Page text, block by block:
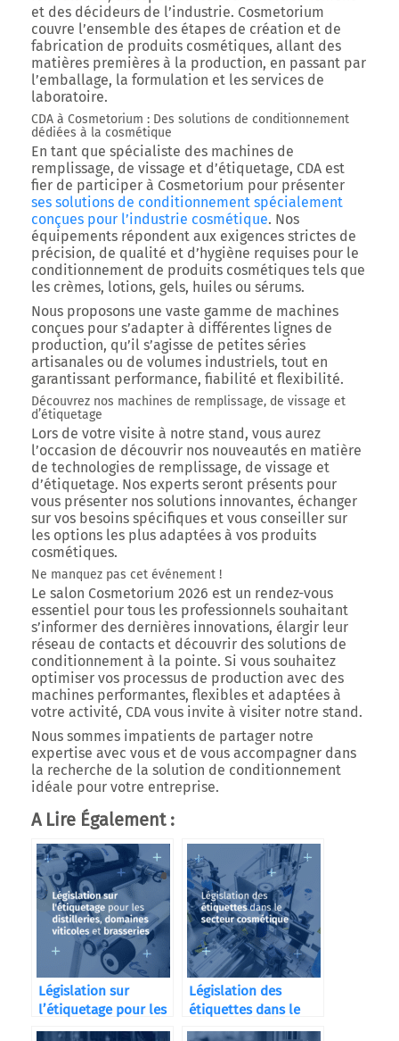
et des décideurs de l’industrie. Cosmetorium
couvre l’ensemble des étapes de création et de
fabrication de produits cosmétiques, allant des
matières premières à la production, en passant par
l’emballage, la formulation et les services de
laboratoire.
CDA à Cosmetorium : Des solutions de conditionnement
dédiées à la cosmétique
En tant que spécialiste des machines de
remplissage, de vissage et d’étiquetage, CDA est
fier de participer à Cosmetorium pour présenter
ses solutions de conditionnement spécialement
conçues pour l’industrie cosmétique. Nos
équipements répondent aux exigences strictes de
précision, de qualité et d’hygiène requises pour le
conditionnement de produits cosmétiques tels que
les crèmes, lotions, gels, huiles ou sérums.
Nous proposons une vaste gamme de machines
conçues pour s’adapter à différentes lignes de
production, qu’il s’agisse de petites séries
artisanales ou de volumes industriels, tout en
garantissant performance, fiabilité et flexibilité.
Découvrez nos machines de remplissage, de vissage et
d’étiquetage
Lors de votre visite à notre stand, vous aurez
l’occasion de découvrir nos nouveautés en matière
de technologies de remplissage, de vissage et
d’étiquetage. Nos experts seront présents pour
vous présenter nos solutions innovantes, échanger
sur vos besoins spécifiques et vous conseiller sur
les options les plus adaptées à vos produits
cosmétiques.
Ne manquez pas cet événement !
Le salon Cosmetorium 2026 est un rendez-vous
essentiel pour tous les professionnels souhaitant
s’informer des dernières innovations, élargir leur
réseau de contacts et découvrir des solutions de
conditionnement à la pointe. Si vous souhaitez
optimiser vos processus de production avec des
machines performantes, flexibles et adaptées à
votre activité, CDA vous invite à visiter notre stand.
Nous sommes impatients de partager notre
expertise avec vous et de vous accompagner dans
la recherche de la solution de conditionnement
idéale pour votre entreprise.
A Lire Également :
Législation sur
l’étiquetage pour les
distilleries
Législation des
étiquettes dans le
secteur cosmétique